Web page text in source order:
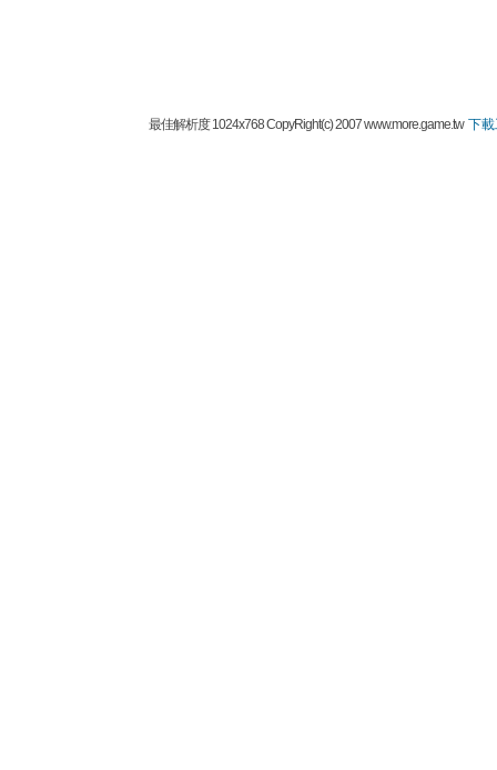
最佳解析度 1024x768 CopyRight(c) 2007 www.more.game.tw 下